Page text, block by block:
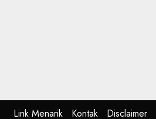
Link Menarik Kontak Disclaimer